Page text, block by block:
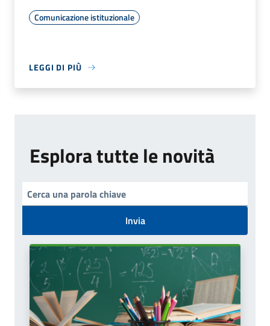
Comunicazione istituzionale
LEGGI DI PIÙ
Esplora tutte le novità
Invia